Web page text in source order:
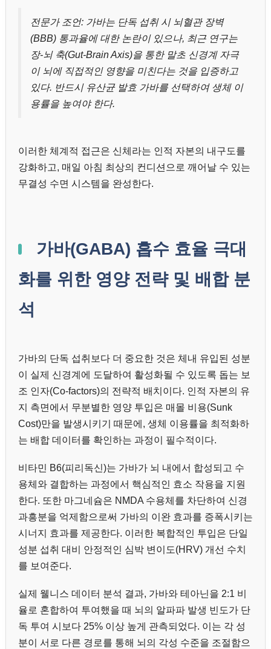
전문가 조언: 가바는 단독 섭취 시 뇌혈관 장벽
(BBB) 통과율에 대한 논란이 있으나, 최근 연구는
장-뇌 축(Gut-Brain Axis)을 통한 말초 신경계 자극
이 뇌에 직접적인 영향을 미친다는 것을 입증하고
있다. 반드시 유산균 발효 가바를 선택하여 생체 이
용률을 높여야 한다.
이러한 체계적 접근은 신체라는 인적 자본의 내구도를
강화하고, 매일 아침 최상의 컨디션으로 깨어날 수 있는
무결성 수면 시스템을 완성한다.
가바(GABA) 흡수 효율 극대
화를 위한 영양 전략 및 배합 분
석
가바의 단독 섭취보다 더 중요한 것은 체내 유입된 성분
이 실제 신경계에 도달하여 활성화될 수 있도록 돕는 보
조 인자(Co-factors)의 전략적 배치이다. 인적 자본의 유
지 측면에서 무분별한 영양 투입은 매몰 비용(Sunk
Cost)만을 발생시키기 때문에, 생체 이용률을 최적화하
는 배합 데이터를 확인하는 과정이 필수적이다.
비타민 B6(피리독신)는 가바가 뇌 내에서 합성되고 수
용체와 결합하는 과정에서 핵심적인 효소 작용을 지원
한다. 또한 마그네슘은 NMDA 수용체를 차단하여 신경
과흥분을 억제함으로써 가바의 이완 효과를 증폭시키는
시너지 효과를 제공한다. 이러한 복합적인 투입은 단일
성분 섭취 대비 안정적인 심박 변이도(HRV) 개선 수치
를 보여준다.
실제 웰니스 데이터 분석 결과, 가바와 테아닌을 2:1 비
율로 혼합하여 투여했을 때 뇌의 알파파 발생 빈도가 단
독 투여 시보다 25% 이상 높게 관측되었다. 이는 각 성
분이 서로 다른 경로를 통해 뇌의 각성 수준을 조절함으